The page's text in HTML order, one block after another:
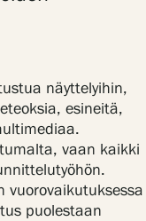
näyttelyihin,
esineitä,
vaan kaikki
vuorovaikutuksessa
puolestaan